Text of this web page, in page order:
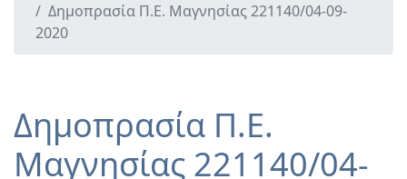
Δημοπρασία Π.Ε. Μαγνησίας 221140/04-09-
2020
Δημοπρασία Π.Ε.
Μαγνησίας 221140/04-